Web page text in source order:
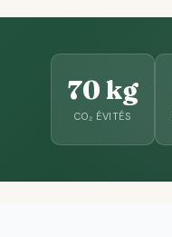
70 kg
CO₂ ÉVITÉS